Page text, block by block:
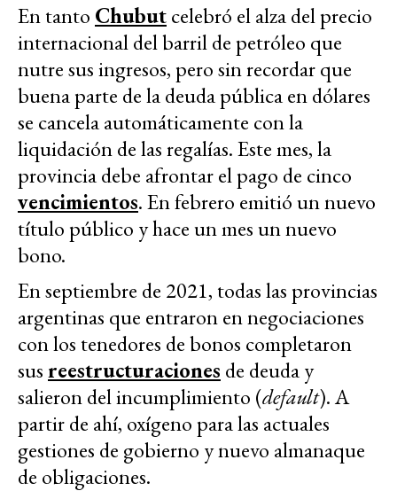
En tanto Chubutcelebró el alza del precio
internacional del barril de petróleo que
nutre sus ingresos, pero sin recordar que
buena parte de la deuda pública en dólares
se cancela automáticamente con la
liquidación de las regalías. Este mes, la
provincia debe afrontar el pago de cinco
vencimientos. En febrero emitió un nuevo
título público y hace un mes un nuevo
bono.
En septiembre de 2021, todas las provincias
argentinas que entraron en negociaciones
con los tenedores de bonos completaron
susreestructuraciones de deuda y
salieron del incumplimiento (default). A
partir de ahí, oxígeno para las actuales
gestiones de gobierno y nuevo almanaque
de obligaciones.